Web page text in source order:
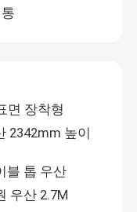
면 장착형
2342mm 높이
블 톱 우산
우산 2.7M